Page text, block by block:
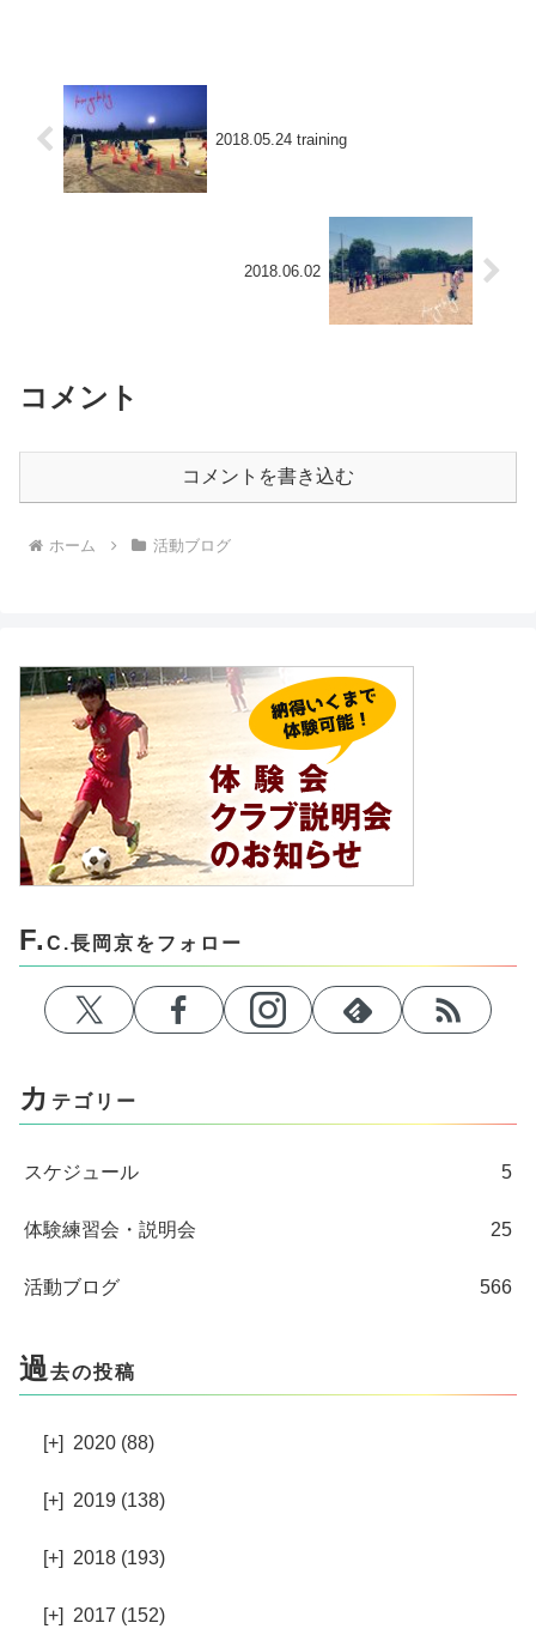
2018.05.24 training
2018.06.02
コメント
コメントを書き込む
ホーム 活動ブログ
F. C.長岡京をフォロー
カ テゴリー
スケジュール 5
体験練習会・説明会 25
活動ブログ 566
過 去の投稿
[+] 2020 (88)
[+] 2019 (138)
[+] 2018 (193)
[+] 2017 (152)